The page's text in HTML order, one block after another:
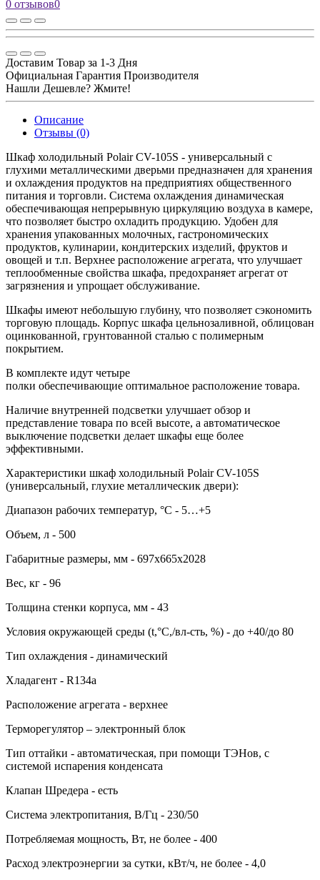
0 отзывов0
Доставим Товар за 1-3 Дня
Официальная Гарантия Производителя
Нашли Дешевле? Жмите!
Описание
Отзывы (0)
Шкаф холодильный Polair CV-105S - универсальный с
глухими металлическими дверьми предназначен для хранения
и охлаждения продуктов на предприятиях общественного
питания и торговли. Система охлаждения динамическая
обеспечивающая непрерывную циркуляцию воздуха в камере,
что позволяет быстро охладить продукцию. Удобен для
хранения упакованных молочных, гастрономических
продуктов, кулинарии, кондитерских изделий, фруктов и
овощей и т.п. Верхнее расположение агрегата, что улучшает
теплообменные свойства шкафа, предохраняет агрегат от
загрязнения и упрощает обслуживание.
Шкафы имеют небольшую глубину, что позволяет сэкономить
торговую площадь. Корпус шкафа цельнозаливной, облицован
оцинкованной, грунтованной сталью с полимерным
покрытием.
В комплекте идут четыре
полки обеспечивающие оптимальное расположение товара.
Наличие внутренней подсветки улучшает обзор и
представление товара по всей высоте, а автоматическое
выключение подсветки делает шкафы еще более
эффективными.
Характеристики шкаф холодильный Polair CV-105S
(универсальный, глухие металлическик двери):
Диапазон рабочих температур, °C - 5…+5
Объем, л - 500
Габаритные размеры, мм - 697х665х2028
Вес, кг - 96
Толщина стенки корпуса, мм - 43
Условия окружающей среды (t,°C,/вл-сть, %) - до +40/до 80
Тип охлаждения - динамический
Хладагент - R134a
Расположение агрегата - верхнее
Терморегулятор – электронный блок
Тип оттайки - автоматическая, при помощи ТЭНов, с
системой испарения конденсата
Клапан Шредера - есть
Система электропитания, В/Гц - 230/50
Потребляемая мощность, Вт, не более - 400
Расход электроэнергии за сутки, кВт/ч, не более - 4,0